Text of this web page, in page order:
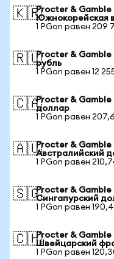
🇰🇷Procter & Gamble
Южнокорейская
1 PGon равен 209
🇷🇺Procter & Gamble
рубль
1 PGon равен 12
🇨🇦Procter & Gamble
доллар
1 PGon равен
🇦🇺Procter & Gamble
Австралийский
1 PGon равен
🇸🇬Procter & Gamble
Сингапурский
1 PGon равен
🇨🇭Procter & Gamble
Швейцарский
1 PGon равен